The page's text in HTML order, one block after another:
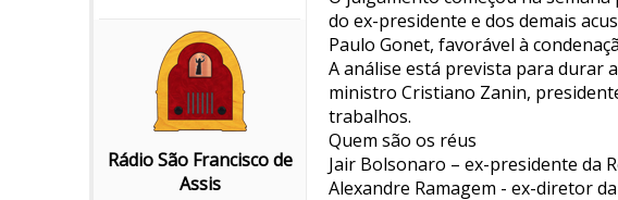
Rádio São Francisco de
Assis
do ex-presidente e dos demais
Paulo Gonet, favorável à
A análise está prevista para durar
ministro Cristiano Zanin,
trabalhos.
Quem são os réus
Jair Bolsonaro – ex-presidente da
Alexandre Ramagem - ex-diretor